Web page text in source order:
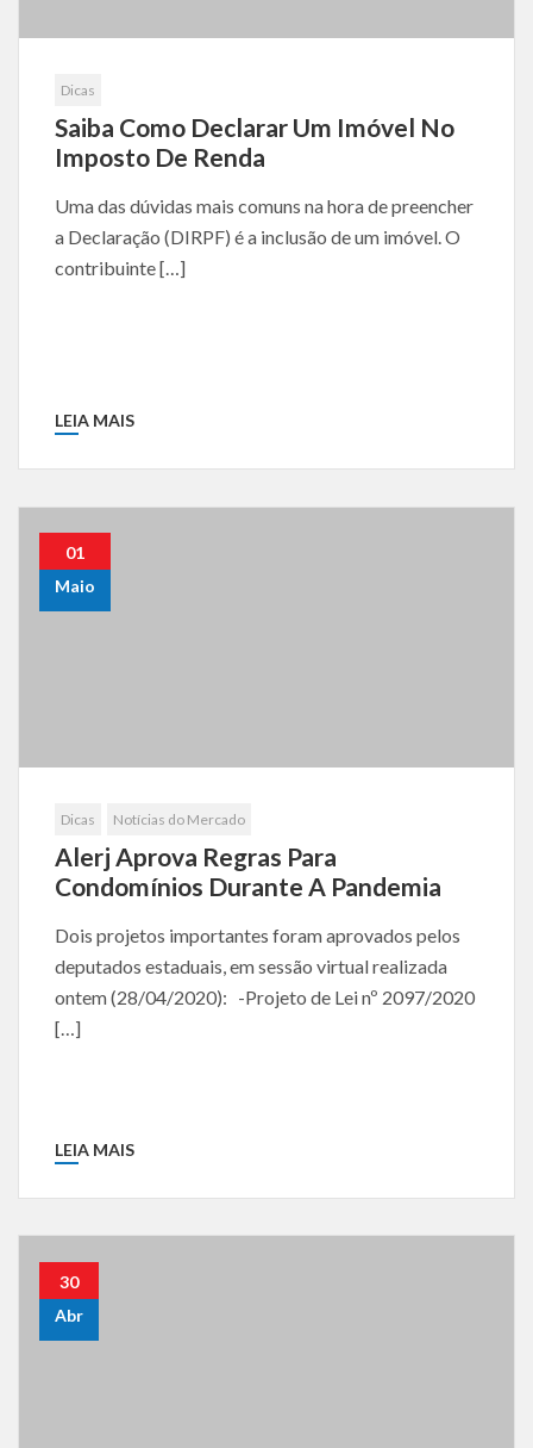
Dicas
Saiba Como Declarar Um Imóvel No
Imposto De Renda
Uma das dúvidas mais comuns na hora de preencher
a Declaração (DIRPF) é a inclusão de um imóvel. O
contribuinte […]
LEIA MAIS
01
Maio
Dicas Notícias do Mercado
Alerj Aprova Regras Para
Condomínios Durante A Pandemia
Dois projetos importantes foram aprovados pelos
deputados estaduais, em sessão virtual realizada
ontem (28/04/2020): -Projeto de Lei nº 2097/2020
[…]
LEIA MAIS
30
Abr